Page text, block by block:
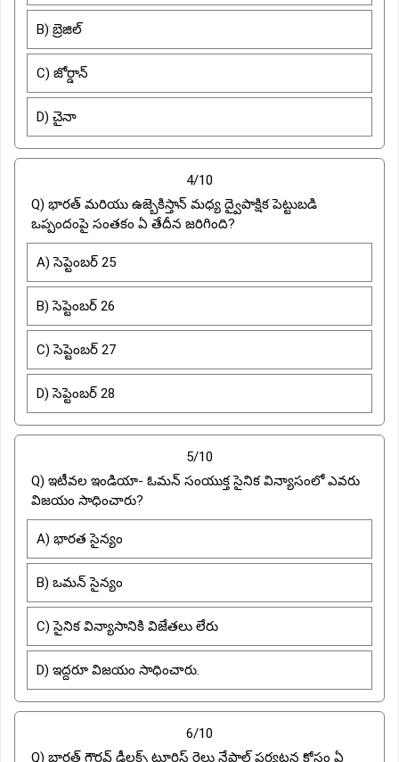
B) బ్రెజిల్
C) జోర్డాన్
D) చైనా
4/10
Q) భారత్ మరియు ఉజ్బెకిస్తాన్ మధ్య ద్వైపాక్షిక పెట్టుబడి
ఒప్పందంపై సంతకం ఏ తేదీన జరిగింది?
A) సెప్టెంబర్ 25
B) సెప్టెంబర్ 26
C) సెప్టెంబర్ 27
D) సెప్టెంబర్ 28
5/10
Q) ఇటీవల ఇండియా- ఓమన్ సంయుక్త సైనిక విన్యాసంలో ఎవరు
విజయం సాధించారు?
A) భారత సైన్యం
B) ఒమన్ సైన్యం
C) సైనిక విన్యాసానికి విజేతలు లేరు
D) ఇద్దరూ విజయం సాధించారు.
6/10
Q) భారత్ గౌరవ్ డీలక్స్ టూరిస్ట్ రైలు నేపాల్ పర్యటన కోసం ఏ